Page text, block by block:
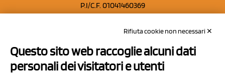
P.I/C.F. 01041460369
Capitale sociale Euro 50.000,00 i.v.
Contatti
Rifiuta cookie non necessari ✕
Questo sito web raccoglie alcuni dati
personali dei visitatori e utenti